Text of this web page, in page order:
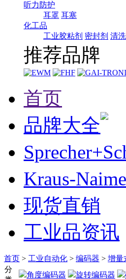
听力防护
耳罩 耳塞
化工品
工业胶粘剂 密封剂 清
推荐品牌
首页
品牌大全
Kraus-
现货直销
工业品资讯
首页 > 工业自动化 > 编码器 > 增量
分
角度编码器 旋转编码器